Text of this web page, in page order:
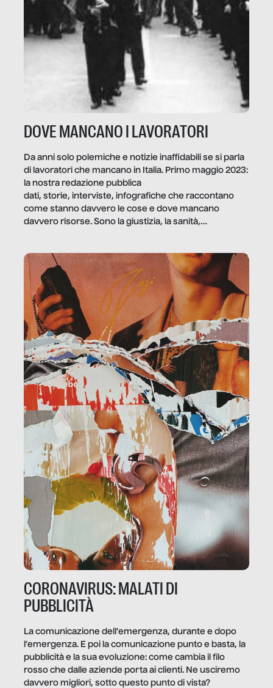
DOVE MANCANO I LAVORATORI
Da anni solo polemiche e notizie inaffidabili se si parla
di lavoratori che mancano in Italia. Primo maggio 2023:
la nostra redazione pubblica
dati, storie, interviste, infografiche che raccontano
come stanno davvero le cose e dove mancano
davvero risorse. Sono la giustizia, la sanità,
CORONAVIRUS: MALATI DI
PUBBLICITÀ
La comunicazione dell’emergenza, durante e dopo
l’emergenza. E poi la comunicazione punto e basta, la
pubblicità e la sua evoluzione: come cambia il filo
rosso che dalle aziende porta ai clienti. Ne usciremo
davvero migliori, sotto questo punto di vista?